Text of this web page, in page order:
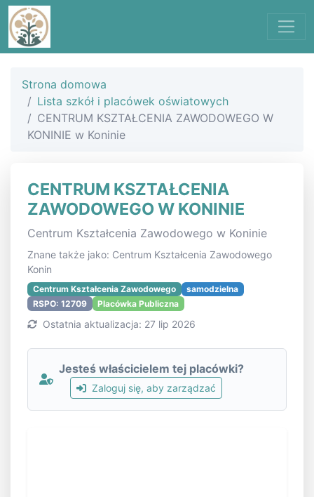
Strona domowa
Lista szkół i placówek oświatowych
CENTRUM KSZTAŁCENIA ZAWODOWEGO W
KONINIE w Koninie
CENTRUM KSZTAŁCENIA
ZAWODOWEGO W KONINIE
Centrum Kształcenia Zawodowego w Koninie
Znane także jako: Centrum Kształcenia Zawodowego
Konin
Centrum Kształcenia Zawodowego
samodzielna
RSPO: 12709
Placówka Publiczna
Ostatnia aktualizacja: 27 lip 2026
Jesteś właścicielem tej placówki?
Zaloguj się, aby zarządzać